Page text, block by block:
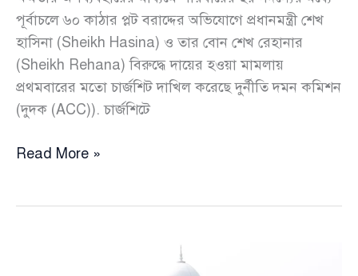
পূর্বাচলে ৬০ কাঠার প্লট বরাদ্দের অভিযোগে প্রধানমন্ত্রী শেখ
হাসিনা (Sheikh Hasina) ও তার বোন শেখ রেহানার
(Sheikh Rehana) বিরুদ্ধে দায়ের হওয়া মামলায়
প্রথমবারের মতো চার্জশিট দাখিল করেছে দুর্নীতি দমন কমিশন
(দুদক (ACC)). চার্জশিটে
পূর্বাচলে
Read More »